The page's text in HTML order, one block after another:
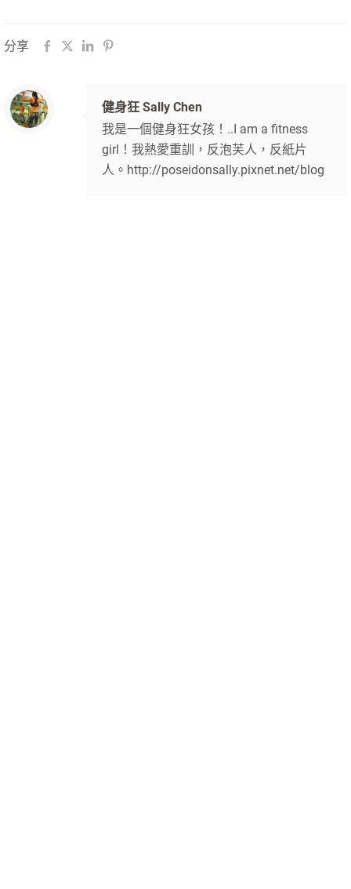
分享
健身狂 Sally Chen
我是一個健身狂女孩！..I am a fitness
girl！我熱愛重訓，反泡芙人，反紙片
人。http://poseidonsally.pixnet.net/blog